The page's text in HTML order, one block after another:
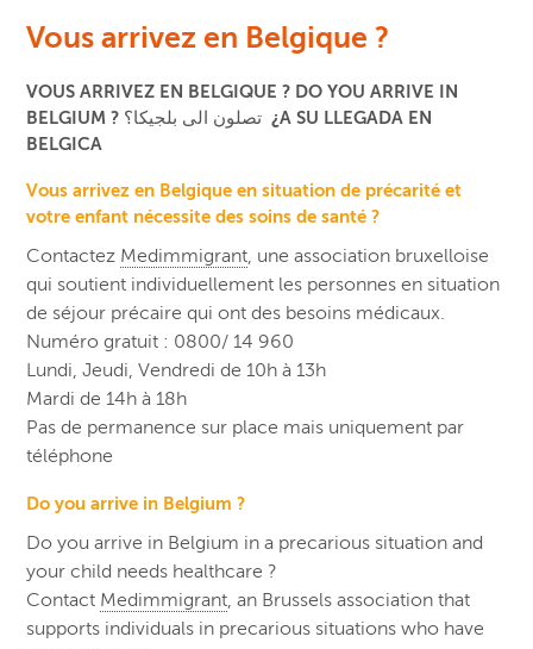
Vous arrivez en Belgique ?
VOUS ARRIVEZ EN BELGIQUE ? DO YOU ARRIVE IN
BELGIUM ? تصلون الى بلجيكا؟ ¿A SU LLEGADA EN
BELGICA
Vous arrivez en Belgique en situation de précarité et
votre enfant nécessite des soins de santé ?
Contactez Medimmigrant, une association bruxelloise
qui soutient individuellement les personnes en situation
de séjour précaire qui ont des besoins médicaux.
Numéro gratuit : 0800/ 14 960
Lundi, Jeudi, Vendredi de 10h à 13h
Mardi de 14h à 18h
Pas de permanence sur place mais uniquement par
téléphone
Do you arrive in Belgium ?
Do you arrive in Belgium in a precarious situation and
your child needs healthcare ?
Contact Medimmigrant, an Brussels association that
supports individuals in precarious situations who have